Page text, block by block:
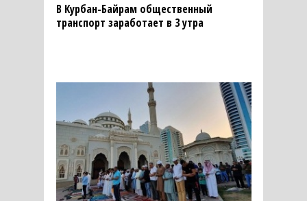
В Курбан-Байрам общественный
транспорт заработает в 3 утра